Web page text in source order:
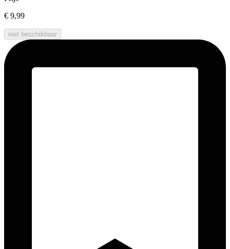
€ 9,99
niet beschikbaar